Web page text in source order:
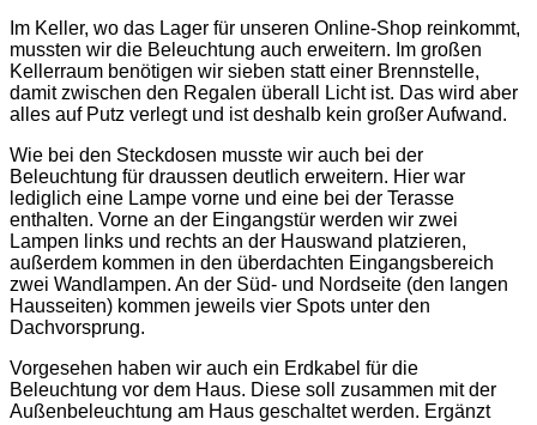
Im Keller, wo das Lager für unseren Online-Shop reinkommt,
mussten wir die Beleuchtung auch erweitern. Im großen
Kellerraum benötigen wir sieben statt einer Brennstelle,
damit zwischen den Regalen überall Licht ist. Das wird aber
alles auf Putz verlegt und ist deshalb kein großer Aufwand.
Wie bei den Steckdosen musste wir auch bei der
Beleuchtung für draussen deutlich erweitern. Hier war
lediglich eine Lampe vorne und eine bei der Terasse
enthalten. Vorne an der Eingangstür werden wir zwei
Lampen links und rechts an der Hauswand platzieren,
außerdem kommen in den überdachten Eingangsbereich
zwei Wandlampen. An der Süd- und Nordseite (den langen
Hausseiten) kommen jeweils vier Spots unter den
Dachvorsprung.
Vorgesehen haben wir auch ein Erdkabel für die
Beleuchtung vor dem Haus. Diese soll zusammen mit der
Außenbeleuchtung am Haus geschaltet werden. Ergänzt